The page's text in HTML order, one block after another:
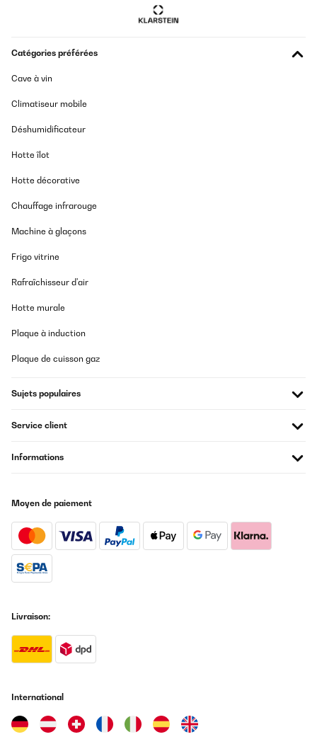
Catégories préférées
Cave à vin
Climatiseur mobile
Déshumidificateur
Hotte îlot
Hotte décorative
Chauffage infrarouge
Machine à glaçons
Frigo vitrine
Rafraîchisseur d'air
Hotte murale
Plaque à induction
Plaque de cuisson gaz
Sujets populaires
Service client
Informations
Moyen de paiement
Livraison:
International